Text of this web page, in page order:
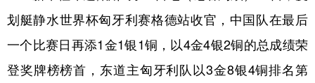
文化 书画 健康 军事
划艇静水世界杯匈牙利赛格德站收官，中国队在最后
一个比赛日再添1金1银1铜，以4金4银2铜的总成绩荣
登奖牌榜榜首，东道主匈牙利队以3金8银4铜排名第